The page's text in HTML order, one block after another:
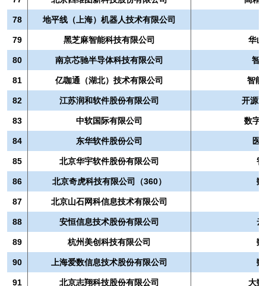
78 地平线（上海）机器人技术有限公司
79 黑芝麻智能科技有限公司 华
80 南京芯驰半导体科技有限公司 智
81 亿咖通（湖北）技术有限公司 智能
82 江苏润和软件股份有限公司 开源
83 中软国际有限公司 数字
84 东华软件股份公司 医
85 北京华宇软件股份有限公司
86 北京奇虎科技有限公司（360）
87 北京山石网科信息技术有限公司
88 安恒信息技术股份有限公司
89 杭州美创科技有限公司
90 上海爱数信息技术股份有限公司
91 北京志翔科技股份有限公司 大